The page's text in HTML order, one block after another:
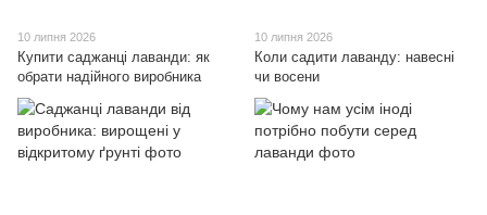
10 липня 2026
Купити саджанці лаванди: як
обрати надійного виробника
10 липня 2026
Коли садити лаванду: навесні
чи восени